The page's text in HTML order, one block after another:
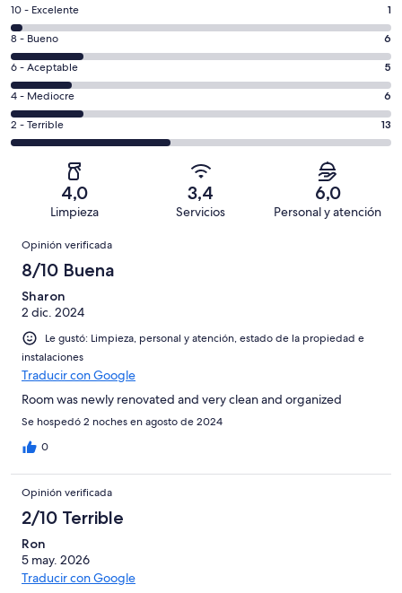
Evaluación:
10
-
Excelente.
1
de
31
opiniones
10 - Excelente 1
Evaluación:
8
-
Bueno.
6
de
opiniones
8 - Bueno 6
Evaluación:
6
-
Aceptable.
5
opiniones
6 - Aceptable 5
Evaluación:
4
-
4 - Mediocre 6
Evaluación:
2
2 - Terrible 13
4,0
Limpieza
3,4
Servicios
6,0
Personal y atención
Opiniones
Opinión verificada
8/10 Buena
Sharon
2 dic. 2024
Le gustó: Limpieza, personal y atención, estado de la propiedad e
instalaciones
Traducir con Google
Room was newly renovated and very clean and organized
Se hospedó 2 noches en agosto de 2024
0
Opinión verificada
2/10 Terrible
Ron
5 may. 2026
Traducir con Google